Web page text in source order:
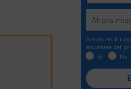
Acepto recibir
empresas del
Sí
No